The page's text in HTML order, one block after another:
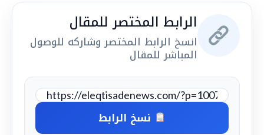
الرابط المختصر للمقال
انسخ الرابط المختصر وشاركه للوصول
المباشر للمقال
نسخ الرابط